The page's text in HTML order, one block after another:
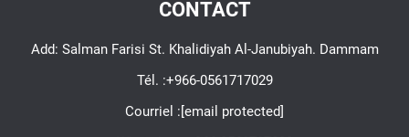
CONTACT
Add: Salman Farisi St. Khalidiyah Al-Janubiyah. Dammam
Tél. :+966-0561717029
Courriel :[email protected]